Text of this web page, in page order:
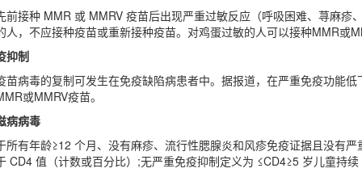
前接种 MMR 或 MMRV 疫苗后出现严重过敏反应（呼吸困难、荨麻
人，不应接种疫苗或重新接种疫苗。对鸡蛋过敏的人可以接种MMR或
抑制
苗病毒的复制可发生在免疫缺陷病患者中。据报道，在严重免疫功能
或MMRV疫苗。
病病毒
所有年龄≥12 个月、没有麻疹、流行性腮腺炎和风疹免疫证据且没有
CD4 值（计数或百分比）;无严重免疫抑制定义为 ≤CD4≥5 岁儿童持